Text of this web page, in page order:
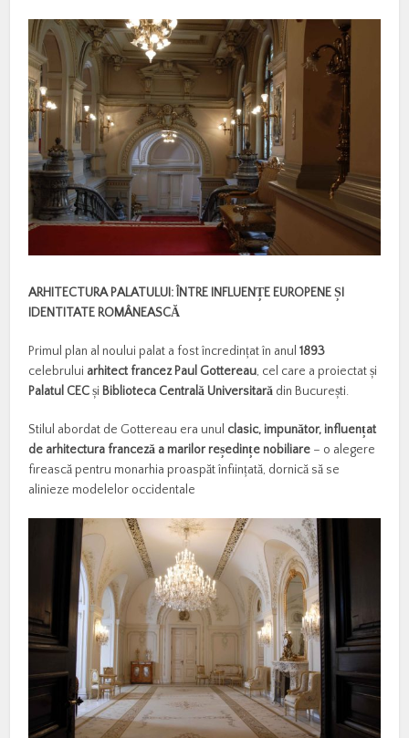
ARHITECTURA PALATULUI: ÎNTRE INFLUENȚE EUROPENEȘ
IDENTITATE ROMÂNEASCĂ
Primul plan al noului palat a fost încredințat în anul1893
celebrului arhitect francez Paul Gottereau, cel care a proiectat și
Palatul CECși Biblioteca Centrală Universitară din București.
Stilul abordat de Gottereau era unul clasic, impunător, influențat
de arhitectura franceză a marilor reședințe nobiliare – o alegere
firească pentru monarhia proaspăt înființată, dornică să se
alinieze modelelor occidentale